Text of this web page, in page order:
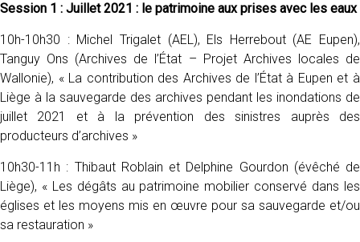
Session 1 : Juillet 2021 : le patrimoine aux prises avec les eaux
10h-10h30 : Michel Trigalet (AEL), Els Herrebout (AE Eupen),
Tanguy Ons (Archives de l’État – Projet Archives locales de
Wallonie), « La contribution des Archives de l’État à Eupen et à
Liège à la sauvegarde des archives pendant les inondations de
juillet 2021 et à la prévention des sinistres auprès des
producteurs d’archives »
10h30-11h : Thibaut Roblain et Delphine Gourdon (évêché de
Liège), « Les dégâts au patrimoine mobilier conservé dans les
églises et les moyens mis en œuvre pour sa sauvegarde et/ou
sa restauration »